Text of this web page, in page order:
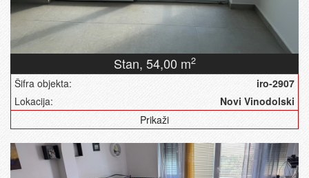
Stan, 54,00 m2
Šifra objekta:
iro-2907
Lokacija:
Novi Vinodolski
Prikaži